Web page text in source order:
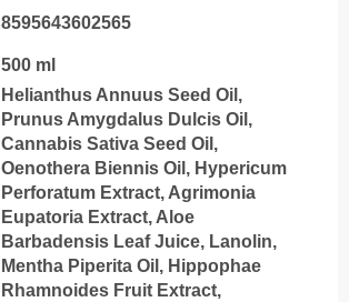
8595643602565
500 ml
Helianthus Annuus Seed Oil,
Prunus Amygdalus Dulcis Oil,
Cannabis Sativa Seed Oil,
Oenothera Biennis Oil, Hypericum
Perforatum Extract, Agrimonia
Eupatoria Extract, Aloe
Barbadensis Leaf Juice, Lanolin,
Mentha Piperita Oil, Hippophae
Rhamnoides Fruit Extract,